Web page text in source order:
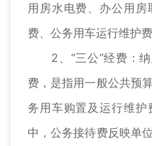
用房水电费、办公用
费、公务用车运行维护
2、“三公”经费：纳
费，是指用一般公共预
务用车购置及运行维
中，公务接待费反映单